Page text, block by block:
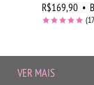
R$169,90 •
VER MAIS